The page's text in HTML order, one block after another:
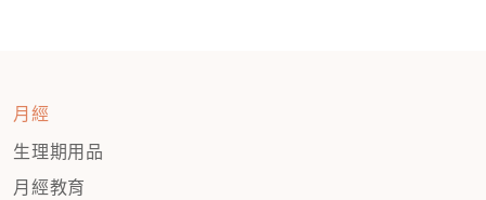
月經
生理期用品
月經教育